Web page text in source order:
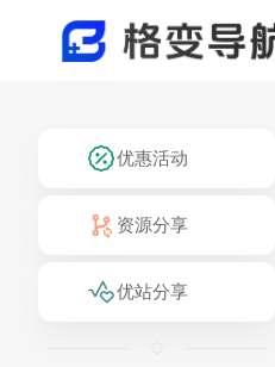
优惠活动
资源分享
优站分享